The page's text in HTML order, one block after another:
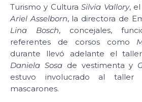
Turismo y CulturaSilvia Vallory,
Ariel Asselborn, la directora de
Lina Bosch, concejales,
referentes de corsos como
durante llevó adelante el
Daniela Sosade vestimenta y
estuvo involucrado al taller
mascarones.